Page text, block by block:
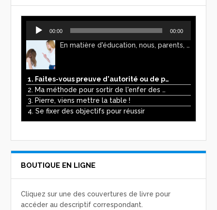
Lecteur
audio
00:00 00:00
En matière d'éducation, nous, parents, avons l'impression de faire preuve d'autorité. Mais n'est-ce pas, parfois, plutôt un jeu de pouvoir ? Ce podcast vous permettra d'y voir plus clair !
1. Faites-vous preuve d'autorité ou de pouvoir avec vos enfants ?
2. Ma méthode pour sortir de l'enfer des écrans
3. Pierre, viens mettre la table !
4. Se fixer des objectifs pour réussir
BOUTIQUE EN LIGNE
Cliquez sur une des couvertures de livre pour
accéder au descriptif correspondant.